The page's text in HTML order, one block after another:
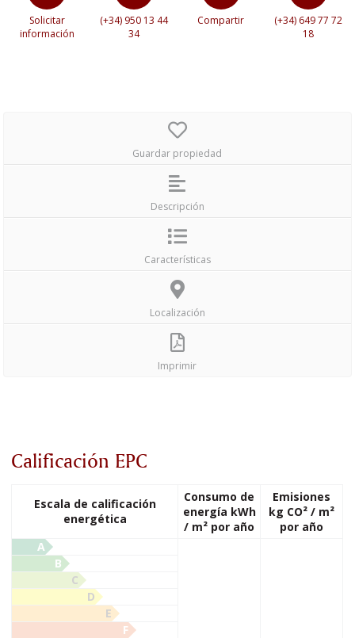
Solicitar
información
(+34) 950 13 44
34
Compartir
(+34) 649 77 72
18
Guardar propiedad
Descripción
Características
Localización
Imprimir
Calificación EPC
Escala de calificación
energética
Consumo de
energía kWh
/ m² por año
Emisiones
kg CO² / m²
por año
A
B
C
D
E
F